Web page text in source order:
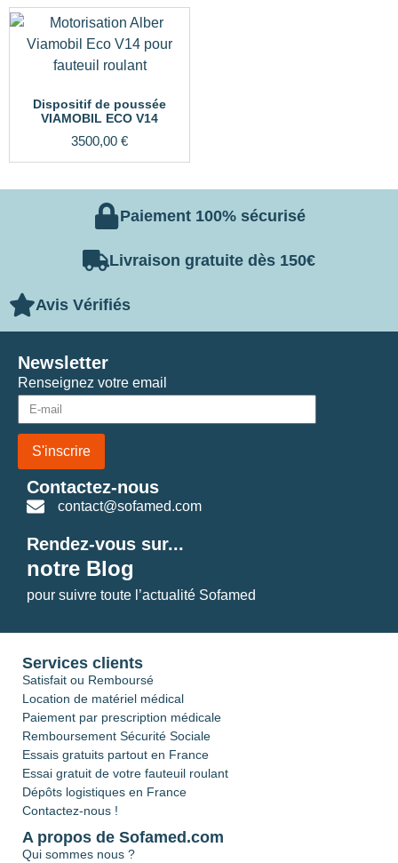
Dispositif de poussée
VIAMOBIL ECO V14
3500,00 €
Paiement 100% sécurisé
Livraison gratuite dès 150€
Avis Vérifiés
Renseignez votre email
S'inscrire
Newsletter
Contactez-nous
contact@sofamed.com
Rendez-vous sur...
notre Blog
pour suivre toute l’actualité Sofamed
Services clients
Satisfait ou Remboursé
Location de matériel médical
Paiement par prescription médicale
Remboursement Sécurité Sociale
Essais gratuits partout en France
Essai gratuit de votre fauteuil roulant
Dépôts logistiques en France
Contactez-nous !
A propos de Sofamed.com
Qui sommes nous ?